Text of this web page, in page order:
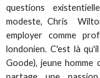
questions
modeste, Chris
employer comme
londonien. C'est là
Goode), jeune homme